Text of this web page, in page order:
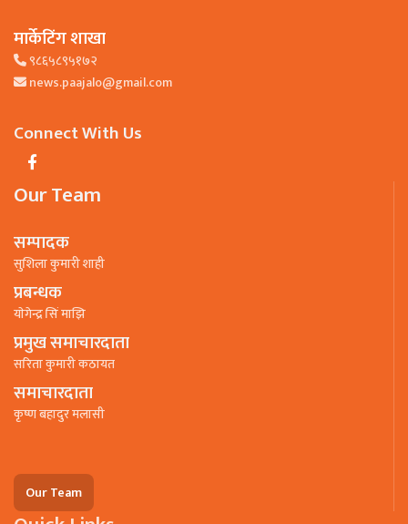
मार्केटिंग शाखा
९८६५८९५१७२
news.paajalo@gmail.com
Connect With Us
Our Team
सम्पादक
सुशिला कुमारी शाही
प्रबन्धक
याेगेन्द्र सिं माझि
प्रमुख समाचारदाता
सरिता कुमारी कठायत
समाचारदाता
कृष्ण बहादुर मलासी
Our Team